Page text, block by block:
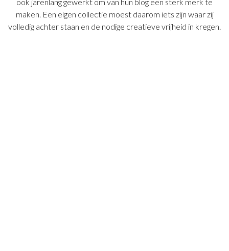
maken. Een eigen collectie moest daarom iets zijn waar zij
volledig achter staan en de nodige creatieve vrijheid in kregen.